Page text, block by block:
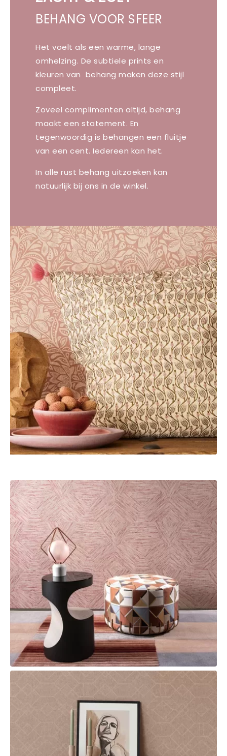
BEHANG VOOR SFEER
Het voelt als een warme, lange
omhelzing. De subtiele prints en
kleuren van behang maken deze stijl
compleet.
Zoveel complimenten altijd, behang
maakt een statement. En
tegenwoordig is behangen een fluitje
van een cent. Iedereen kan het.
In alle rust behang uitzoeken kan
natuurlijk bij ons in de winkel.